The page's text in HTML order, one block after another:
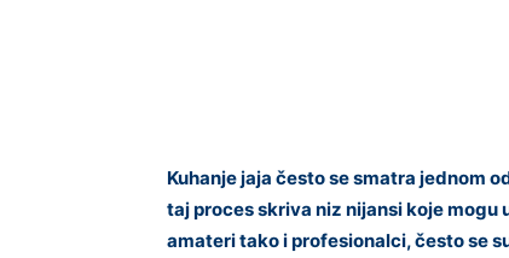
Kuhanje jaja često se smatra jednom
taj proces skriva niz nijansi koje
amateri tako i profesionalci, često se